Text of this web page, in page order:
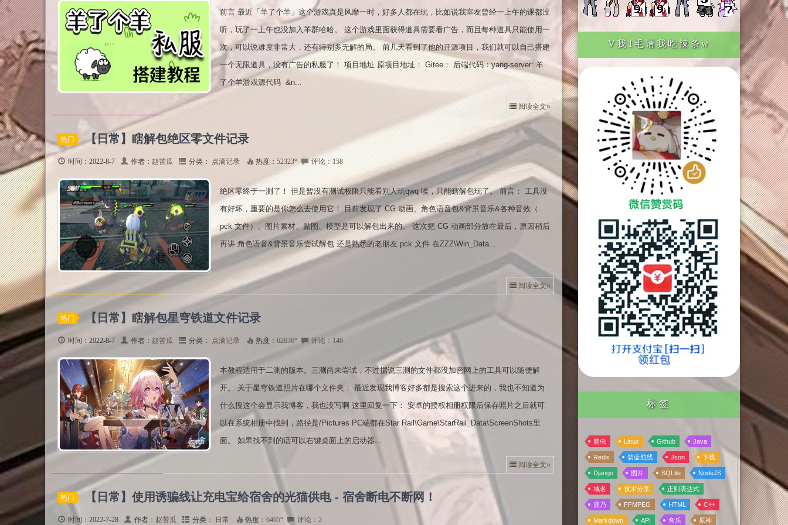
前言 最近「羊了个羊」这个游戏真是风靡一时，好多人都在玩，比如说我室友曾经一上午的课都没
听，玩了一上午也没加入羊群哈哈。 这个游戏里面获得道具需要看广告，而且每种道具只能使用一
次，可以说难度非常大，还有特别多无解的局。 前几天看到了他的开源项目，我们就可以自己搭建
一个无限道具，没有广告的私服了！ 项目地址 原项目地址： Gitee： 后端代码：yang-server: 羊
了个羊游戏源代码 &n...
阅读全文»
热门 【日常】瞎解包绝区零文件记录
时间：2022-8-7 作者： 赵苦瓜 分类： 点滴记录 热度： 52323° 评论：158
绝区零终于一测了！ 但是暂没有测试权限只能看别人玩qwq 唉，只能瞎解包玩了。 前言： 工具没
有好坏，重要的是你怎么去使用它！ 目前发现了 CG 动画、角色语音包&背景音乐&各种音效（
pck 文件）、图片素材、贴图、模型是可以解包出来的。 这次把 CG 动画部分放在最后，原因稍后
再讲 角色语音&背景音乐尝试解包 还是熟悉的老朋友 pck 文件 在ZZZ\Win_Data...
阅读全文»
热门 【日常】瞎解包星穹铁道文件记录
时间：2022-8-7 作者： 赵苦瓜 分类： 点滴记录 热度： 62636° 评论：146
本教程适用于二测的版本。三测尚未尝试，不过据说三测的文件都没加密网上的工具可以随便解
开。 关于星穹铁道照片在哪个文件夹： 最近发现我博客好多都是搜索这个进来的，我也不知道为
什么搜这个会显示我博客，我也没写啊 这里回复一下： 安卓的授权相册权限后保存照片之后就可
以在系统相册中找到，路径是/Pictures PC端都在Star Rail\Game\StarRail_Data\ScreenShots里
面。 如果找不到的话可以右键桌面上的启动器...
阅读全文»
热门 【日常】使用诱骗线让充电宝给宿舍的光猫供电 - 宿舍断电不断网！
时间：2022-7-28 作者： 赵苦瓜 分类： 日常 热度： 6465° 评论：2
V我1毛请我吃辣条w
标签
爬虫 Linux Github Java
Redis 碧蓝航线 Json 下载
Django 图片 SQLite NodeJS
域名 技术分享 正则表达式
鹿乃 FFMPEG HTML C++
Markdown API 音乐 原神